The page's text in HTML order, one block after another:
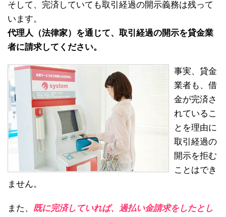
そして、完済していても取引経過の開示義務は残って
います。
代理人（法律家）を通じて、取引経過の開示を貸金業
者に請求してください。
事実、貸金
業者も、借
金が完済さ
れているこ
とを理由に
取引経過の
開示を拒む
ことはでき
ません。
また、 既に完済していれば、過払い金請求をしたとし